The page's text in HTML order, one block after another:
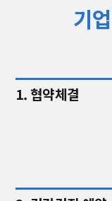
기
1. 협약체결